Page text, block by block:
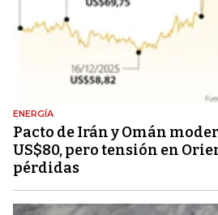
ENERGÍA
Pacto de Irán y Omán
US$80, pero tensión en
pérdidas